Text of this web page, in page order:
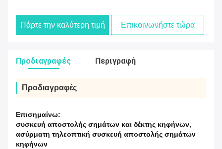
Πάρτε την καλύτερη τιμή Επικοινωνήστε τώρα
Προδιαγραφές Περιγραφή
Προδιαγραφές
Επισημαίνω:
συσκευή αποστολής σημάτων και δέκτης κηφήνων,
ασύρματη τηλεοπτική συσκευή αποστολής σημάτων
κηφήνων